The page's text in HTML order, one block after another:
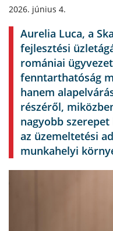
2026. június 4.
Aurelia Luca, a
fejlesztési
romániai
fenntarthatóság
hanem
részéről,
nagyobb
az üzemeltetési
munkahelyi